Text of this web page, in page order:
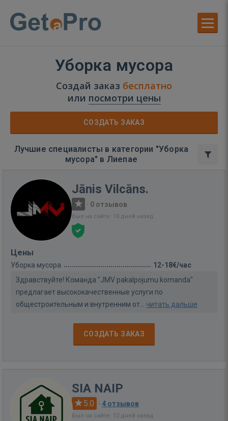
Уборка мусора
Создай заказ бесплатно
или посмотри цены
СОЗДАТЬ ЗАКАЗ
Лучшие специалисты в категории "Уборка
мусора" в Лиепае
Jānis Vilcāns.
· 0 отзывов
Был на сайте: 10 дней назад
Цены
Уборка мусора
12-18€/час
Здравствуйте! Команда "JMV pakalpojumu komanda"
предлагает высококачественные услуги по
общестроительным и внутренним от... читать дальше
СОЗДАТЬ ЗАКАЗ
SIA NAIP
5.0 · 4 отзывов
Был на сайте: 12 дней назад